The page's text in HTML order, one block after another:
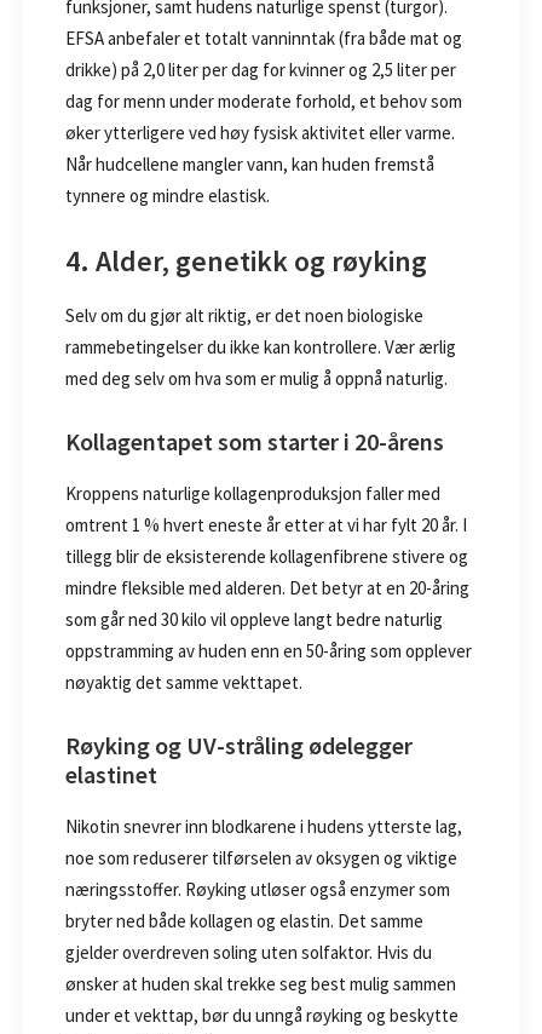
funksjoner, samt hudens naturlige spenst (turgor).
EFSA anbefaler et totalt vanninntak (fra både mat og
drikke) på 2,0 liter per dag for kvinner og 2,5 liter per
dag for menn under moderate forhold, et behov som
øker ytterligere ved høy fysisk aktivitet eller varme.
Når hudcellene mangler vann, kan huden fremstå
tynnere og mindre elastisk.
4. Alder, genetikk og røyking
Selv om du gjør alt riktig, er det noen biologiske
rammebetingelser du ikke kan kontrollere. Vær ærlig
med deg selv om hva som er mulig å oppnå naturlig.
Kollagentapet som starter i 20-årens
Kroppens naturlige kollagenproduksjon faller med
omtrent 1 % hvert eneste år etter at vi har fylt 20 år. I
tillegg blir de eksisterende kollagenfibrene stivere og
mindre fleksible med alderen. Det betyr at en 20-åring
som går ned 30 kilo vil oppleve langt bedre naturlig
oppstramming av huden enn en 50-åring som opplever
nøyaktig det samme vekttapet.
Røyking og UV-stråling ødelegger
elastinet
Nikotin snevrer inn blodkarene i hudens ytterste lag,
noe som reduserer tilførselen av oksygen og viktige
næringsstoffer. Røyking utløser også enzymer som
bryter ned både kollagen og elastin. Det samme
gjelder overdreven soling uten solfaktor. Hvis du
ønsker at huden skal trekke seg best mulig sammen
under et vekttap, bør du unngå røyking og beskytte